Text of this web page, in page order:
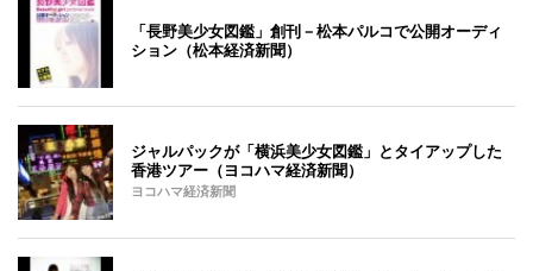
「長野美少女図鑑」創刊－松本パルコで公開オーディ
ション（松本経済新聞）
ジャルパックが「横浜美少女図鑑」とタイアップした
香港ツアー（ヨコハマ経済新聞）
ヨコハマ経済新聞